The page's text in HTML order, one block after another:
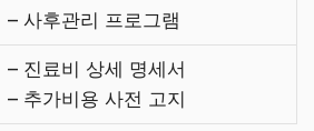
– 사후관리 프로그램
– 진료비 상세 명세서
– 추가비용 사전 고지